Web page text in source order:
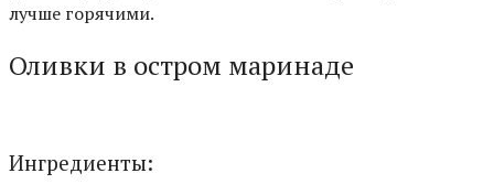
лучше горячими.
Оливки в остром маринаде
Ингредиенты: